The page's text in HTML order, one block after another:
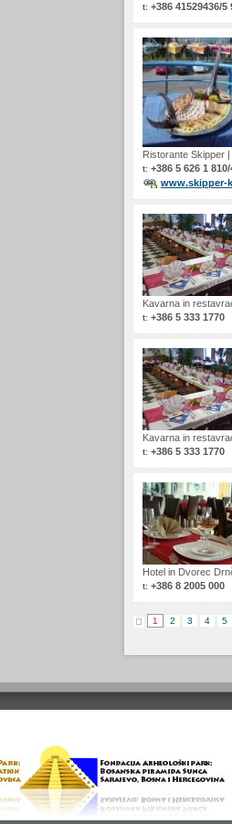
t: +386 41529436/5
Ristorante Skipper
t: +386 5 626 1
www.skipper-
Kavarna in
t: +386 5 333 1770
Kavarna in
t: +386 5 333 1770
Hotel in Dvorec
t: +386 8 2005 000
1 2 3 4 5